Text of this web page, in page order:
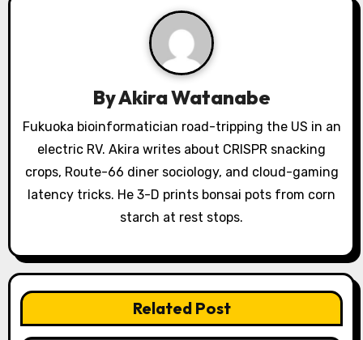
o
n
ByAkira Watanabe
Fukuoka bioinformatician road-tripping the US in an
electric RV. Akira writes about CRISPR snacking
crops, Route-66 diner sociology, and cloud-gaming
latency tricks. He 3-D prints bonsai pots from corn
starch at rest stops.
Related Post